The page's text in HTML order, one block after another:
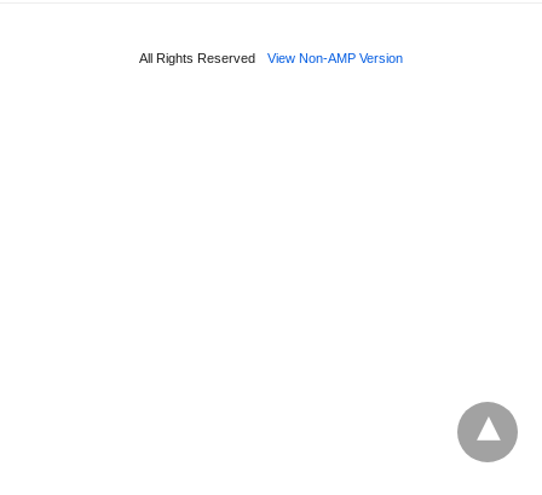
All Rights Reserved View Non-AMP Version